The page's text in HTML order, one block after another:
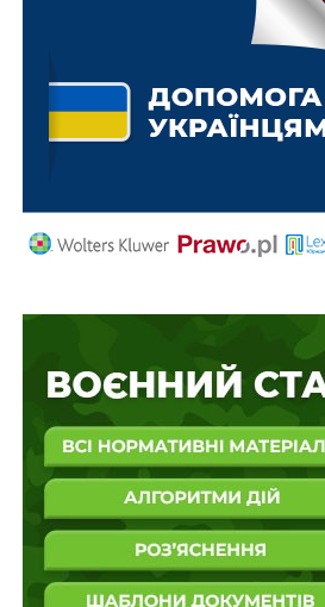
Рада прийняла
захист прав споживачів»